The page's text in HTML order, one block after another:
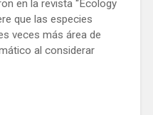
en la revista “Ecology
que las especies
veces más área de
al considerar